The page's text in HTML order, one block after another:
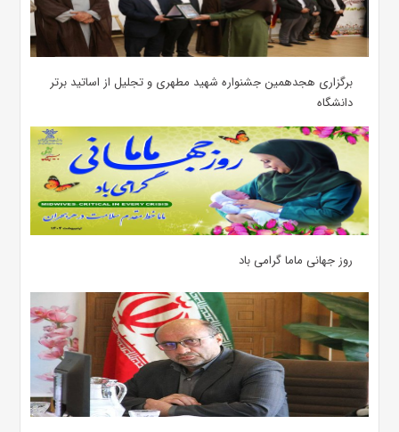
برگزاری هجدهمین جشنواره شهید مطهری و تجلیل از اساتید برتر
دانشگاه
روز جهانی ماما گرامی باد